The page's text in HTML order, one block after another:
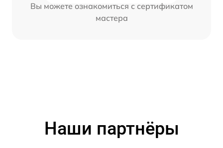
Вы можете ознакомиться с сертификатом
мастера
Наши партнёры